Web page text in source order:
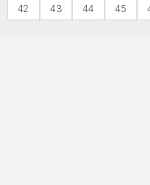
42
43 44 45